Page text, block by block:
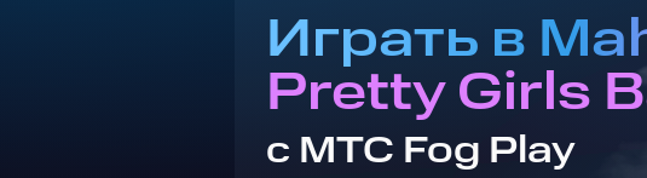
Играть в
Pretty Girls
с МТС Fog Play